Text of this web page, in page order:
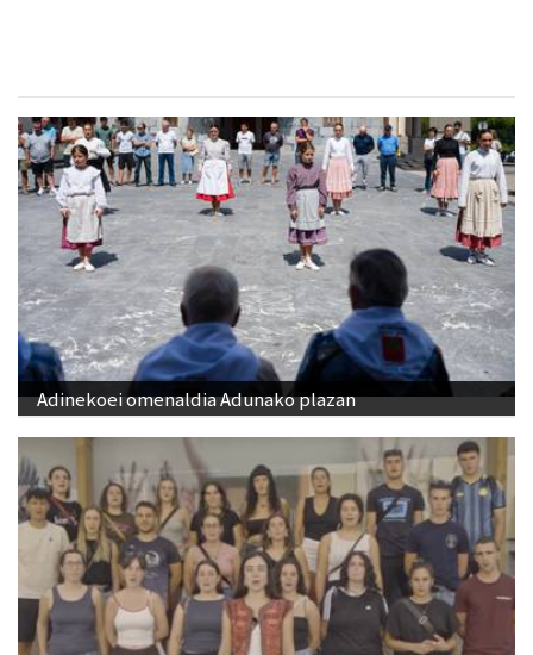
Adinekoei omenaldia Adunako plazan